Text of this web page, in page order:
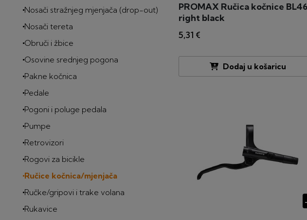
Nosači stražnjeg mjenjača (drop-out)
Nosači tereta
Obruči i žbice
Osovine srednjeg pogona
Pakne kočnica
Pedale
Pogoni i poluge pedala
Pumpe
Retrovizori
Rogovi za bicikle
Ručice kočnica/mjenjača
Ručke/gripovi i trake volana
Rukavice
PROMAX Ručica kočnice
right black
5,31 €
Dodaj u košaricu